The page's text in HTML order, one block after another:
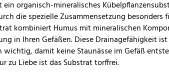
ein organisch-mineralisches
die spezielle Zusammensetzung besonders
kombiniert Humus mit mineralischen
in Ihren Gefäßen. Diese Drainagefähigkeit
wichtig, damit keine Staunässe im Gefäß
zu Liebe ist das Substrat torffrei.